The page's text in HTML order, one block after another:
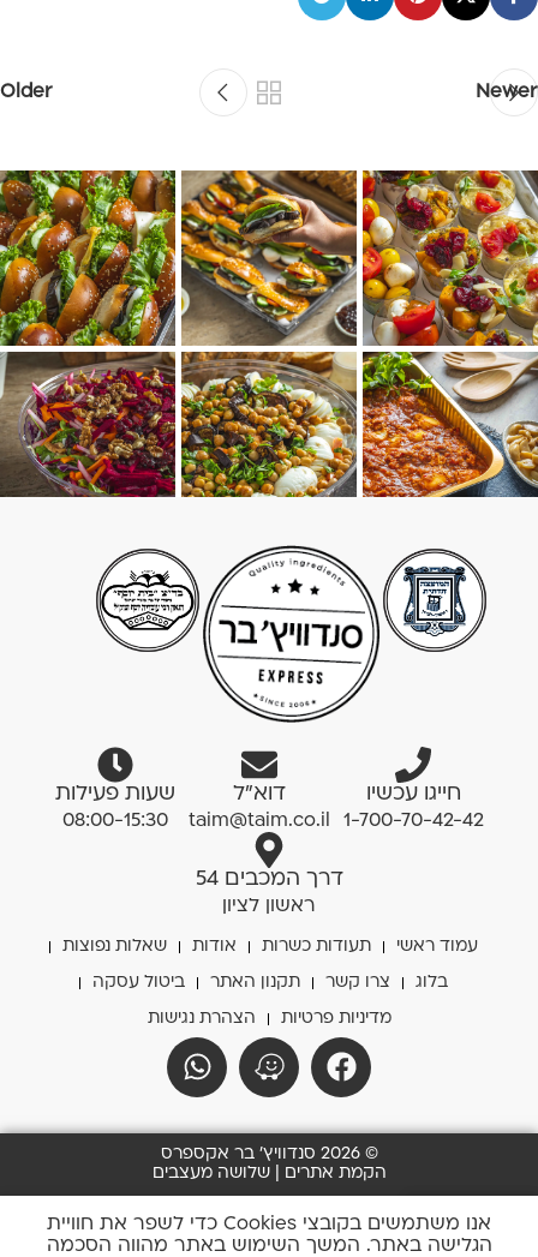
Newer
Older
חייגו עכשיו
1-700-70-42-42
דוא”ל
taim@taim.co.il
שעות פעילות
08:00-15:30
דרך המכבים 54
ראשון לציון
עמוד ראשי תעודות כשרות אודות שאלות נפוצות
בלוג צרו קשר תקנון האתר ביטול עסקה
מדיניות פרטיות הצהרת נגישות
© 2026 סנדוויץ' בר אקספרס
הקמת אתרים | שלושה מעצבים
אנו משתמשים בקובצי Cookies כדי לשפר את חוויית
הגלישה באתר. המשך השימוש באתר מהווה הסכמההחשבון שלי
חייגו אלינוכתבו לנונווטו אלינו